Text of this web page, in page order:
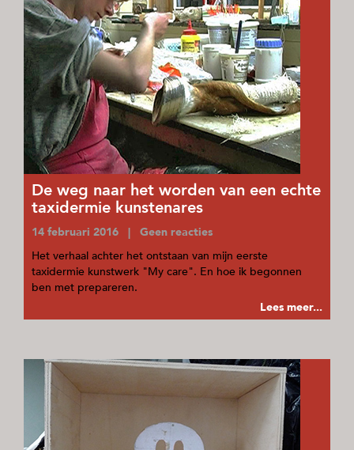
De weg naar het worden van een echte
taxidermie kunstenares
14 februari 2016 | Geen reacties
Het verhaal achter het ontstaan van mijn eerste
taxidermie kunstwerk "My care". En hoe ik begonnen
ben met prepareren.
Lees meer...